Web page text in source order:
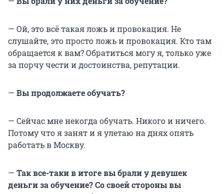
— Ой, это всё такая ложь и провокация. Не
слушайте, это просто ложь и провокация. Кто там
обращается к вам? Обратиться могу я, только уже
за порчу чести и достоинства, репутации.
— Вы продолжаете обучать?
— Сейчас мне некогда обучать. Никого и ничего.
Потому что я занят и я улетаю на днях опять
работать в Москву.
— Так все-таки в итоге вы брали у девушек
деньги за обучение? Со своей стороны вы